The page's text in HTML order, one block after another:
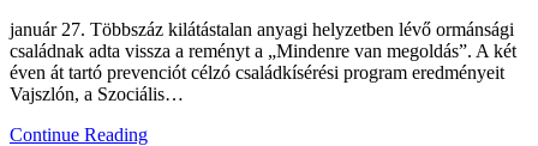
január 27. Többszáz kilátástalan anyagi helyzetben lévő ormánsági
családnak adta vissza a reményt a „Mindenre van megoldás”. A két
éven át tartó prevenciót célzó családkísérési program eredményeit
Vajszlón, a Szociális…
Continue ReadingSAJTÓKÖZLEMÉNY